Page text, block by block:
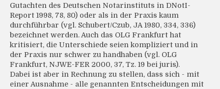
Gutachten des Deutschen Notarinstituts in DNotI-
Report 1998, 78, 80) oder als in der Praxis kaum
durchführbar (vgl. Schubert/Czub, JA 1980, 334, 336)
bezeichnet werden. Auch das OLG Frankfurt hat
kritisiert, die Unterschiede seien kompliziert und in
der Praxis nur schwer zu handhaben (vgl. OLG
Frankfurt, NJWE-FER 2000, 37, Tz. 19 bei juris).
Dabei ist aber in Rechnung zu stellen, dass sich - mit
einer Ausnahme - alle genannten Entscheidungen mit